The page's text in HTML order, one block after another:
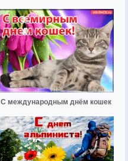
С международным днём кошек